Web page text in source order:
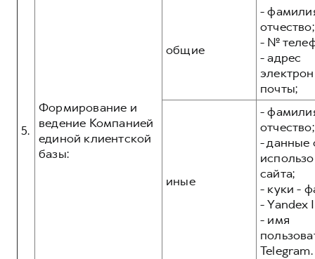
5.
Формирование и
ведение Компанией
единой клиентской
базы:
общие
-
отчество;
- №
- адрес
почты;
иные
-
отчество;
- данные
сайта;
- куки -
- Yandex
- имя
Telegram.